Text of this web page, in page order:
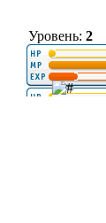
Уровень: 2